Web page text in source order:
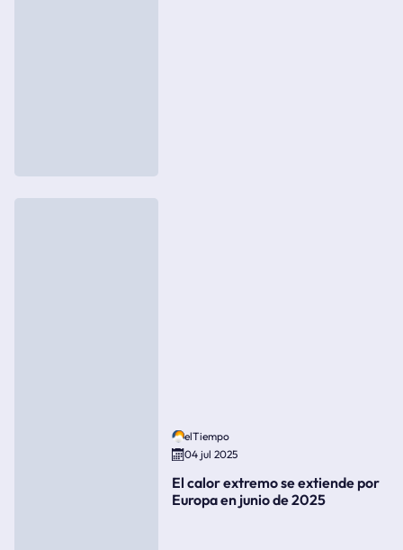
elTiempo
04 jul 2025
El calor extremo se extiende por
Europa en junio de 2025